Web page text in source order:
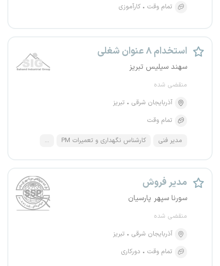
تمام وقت
کارآموزی
استخدام ۸ عنوان شغلی
سهند سیلیس تبریز
منقضی شده
آذربایجان شرقی
تبریز
تمام وقت
مدیر فنی کارشناس نگهداری و تعمیرات PM ...
مدیر فروش
سورنا سپهر پارسیان
منقضی شده
آذربایجان شرقی
تبریز
تمام وقت
دورکاری